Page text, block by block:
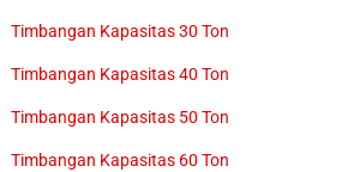
Timbangan Kapasitas 30 Ton
Timbangan Kapasitas 40 Ton
Timbangan Kapasitas 50 Ton
Timbangan Kapasitas 60 Ton